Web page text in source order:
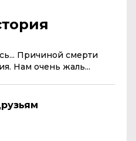
Причиной смерти
Нам очень жаль...